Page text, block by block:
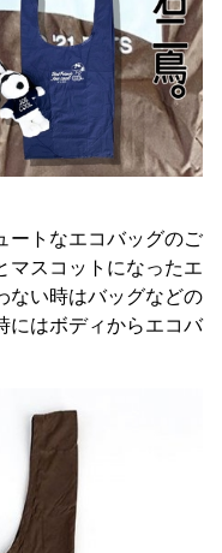
ートなエコバッグのご
マスコットになったエ
ない時はバッグなどの
にはボディからエコバ